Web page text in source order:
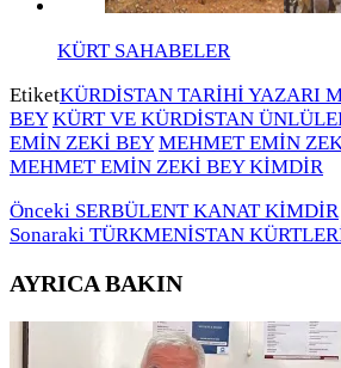
KÜRT SAHABELER
EtiketKÜRDİSTAN TARİHİ YAZARI
BEY KÜRT VE KÜRDİSTAN
EMİN ZEKİ BEY MEHMET EMİN
MEHMET EMİN ZEKİ BEY KİMDİR
Önceki SERBÜLENT KANAT KİMDİR
Sonaraki TÜRKMENİSTAN
AYRICA BAKIN